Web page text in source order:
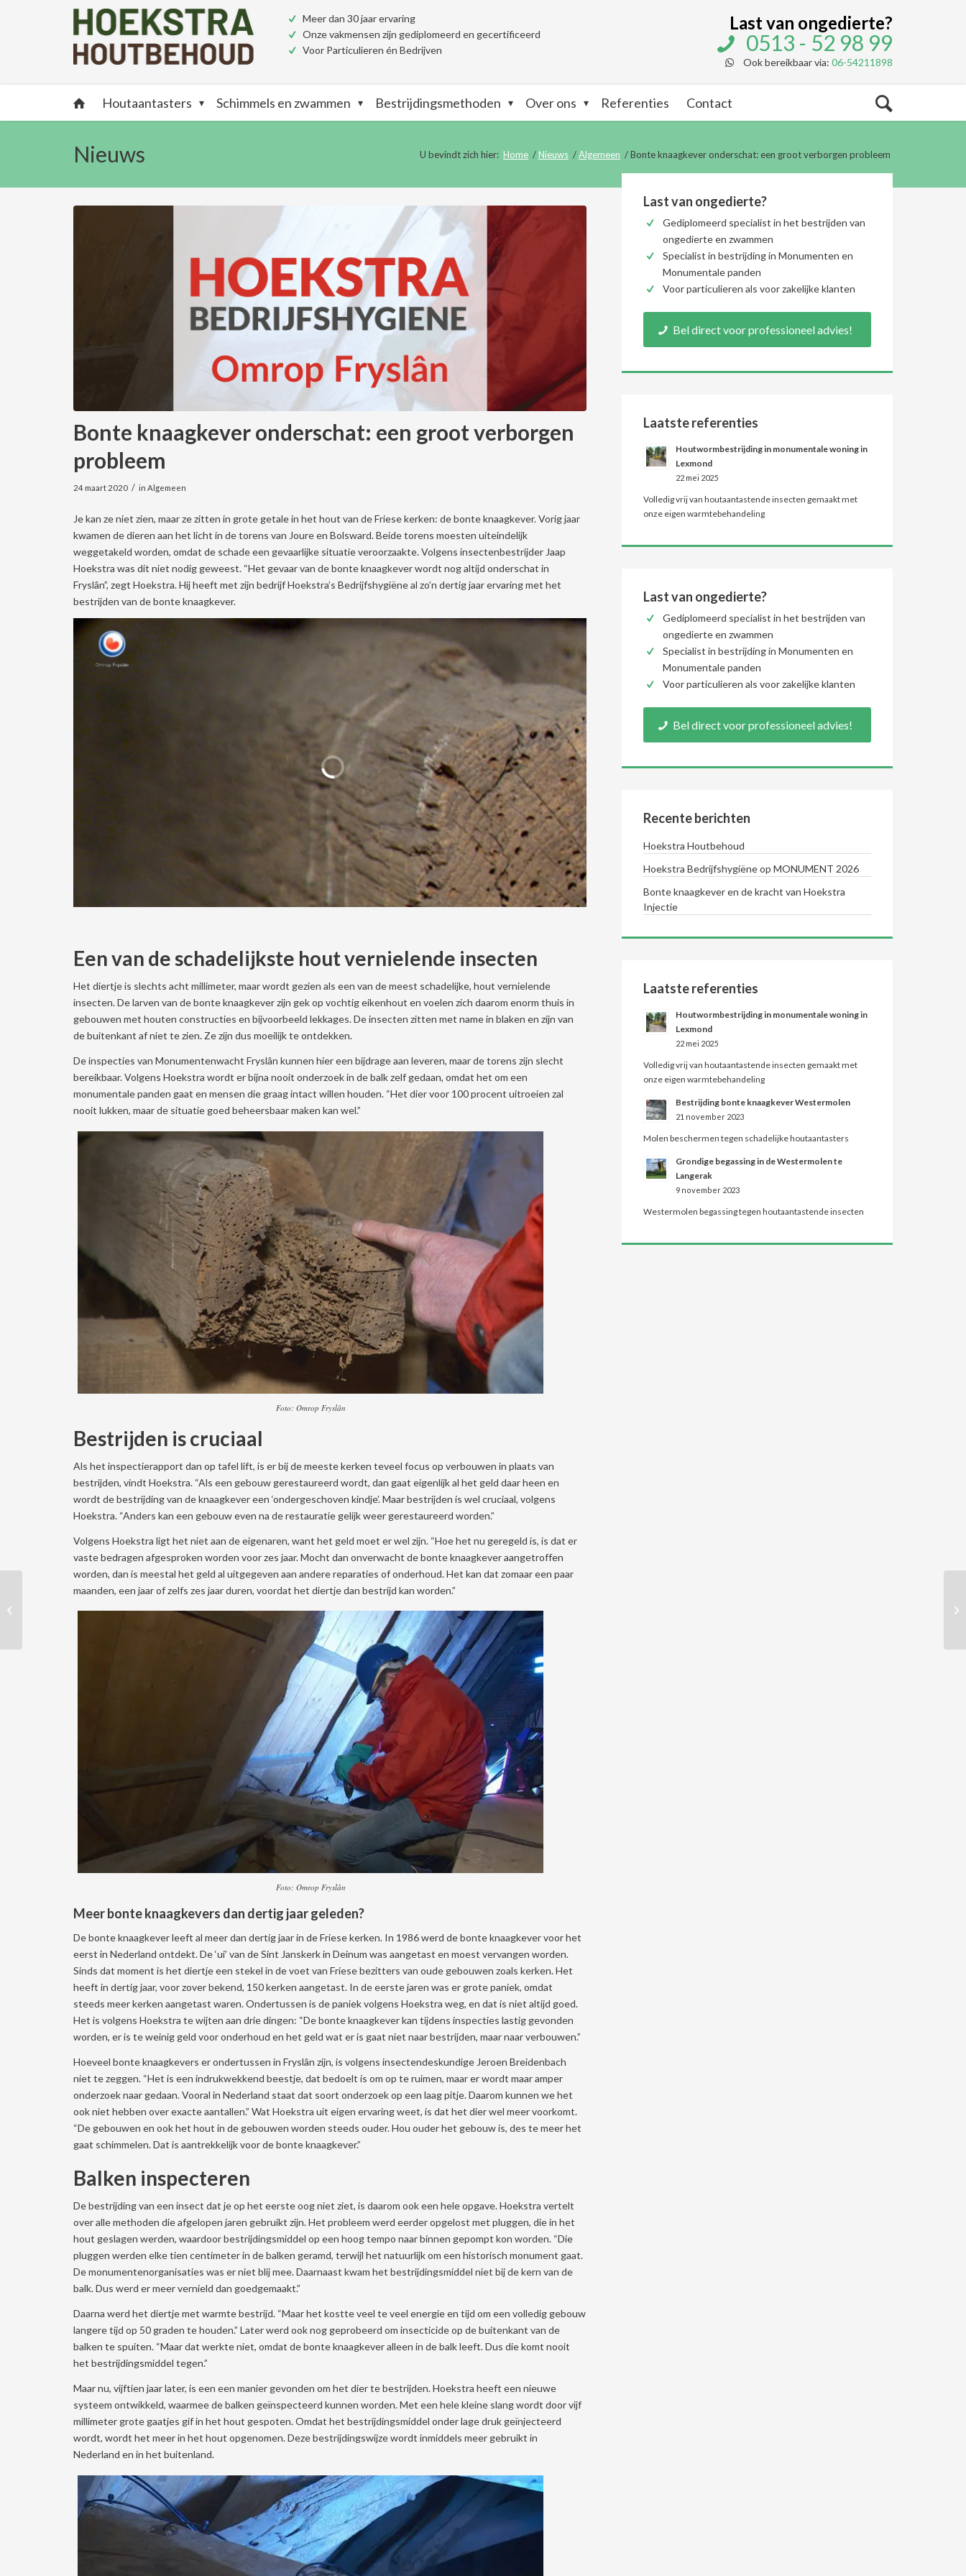
Meer dan 30 jaar ervaring
Onze vakmensen zijn gediplomeerd en gecertificeerd
Voor Particulieren én Bedrijven
Last van ongedierte?
0513 - 52 98 99
Ook bereikbaar via: 06-54211898
Houtaantasters Schimmels en zwammen Bestrijdingsmethoden Over ons Referenties Contact
Nieuws U bevindt zich hier: Home /Nieuws /Algemeen /Bonte knaagkever onderschat: een groot verborgen probleem
Bonte knaagkever onderschat: een groot verborgen
probleem
24 maart 2020 / in Algemeen
Je kan ze niet zien, maar ze zitten in grote getale in het hout van de Friese kerken: de bonte knaagkever. Vorig jaar
kwamen de dieren aan het licht in de torens van Joure en Bolsward. Beide torens moesten uiteindelijk
weggetakeld worden, omdat de schade een gevaarlijke situatie veroorzaakte. Volgens insectenbestrijder Jaap
Hoekstra was dit niet nodig geweest. “Het gevaar van de bonte knaagkever wordt nog altijd onderschat in
Fryslân”, zegt Hoekstra. Hij heeft met zijn bedrijf Hoekstra’s Bedrijfshygiëne al zo’n dertig jaar ervaring met het
bestrijden van de bonte knaagkever.
Een van de schadelijkste hout vernielende insecten
Het diertje is slechts acht millimeter, maar wordt gezien als een van de meest schadelijke, hout vernielende
insecten. De larven van de bonte knaagkever zijn gek op vochtig eikenhout en voelen zich daarom enorm thuis in
gebouwen met houten constructies en bijvoorbeeld lekkages. De insecten zitten met name in blaken en zijn van
de buitenkant af niet te zien. Ze zijn dus moeilijk te ontdekken.
De inspecties van Monumentenwacht Fryslân kunnen hier een bijdrage aan leveren, maar de torens zijn slecht
bereikbaar. Volgens Hoekstra wordt er bijna nooit onderzoek in de balk zelf gedaan, omdat het om een
monumentale panden gaat en mensen die graag intact willen houden. “Het dier voor 100 procent uitroeien zal
nooit lukken, maar de situatie goed beheersbaar maken kan wel.”
Foto: Omrop Fryslân
Bestrijden is cruciaal
Als het inspectierapport dan op tafel lift, is er bij de meeste kerken teveel focus op verbouwen in plaats van
bestrijden, vindt Hoekstra. “Als een gebouw gerestaureerd wordt, dan gaat eigenlijk al het geld daar heen en
wordt de bestrijding van de knaagkever een ‘ondergeschoven kindje’. Maar bestrijden is wel cruciaal, volgens
Hoekstra. “Anders kan een gebouw even na de restauratie gelijk weer gerestaureerd worden.”
Volgens Hoekstra ligt het niet aan de eigenaren, want het geld moet er wel zijn. “Hoe het nu geregeld is, is dat er
vaste bedragen afgesproken worden voor zes jaar. Mocht dan onverwacht de bonte knaagkever aangetroffen
worden, dan is meestal het geld al uitgegeven aan andere reparaties of onderhoud. Het kan dat zomaar een paar
maanden, een jaar of zelfs zes jaar duren, voordat het diertje dan bestrijd kan worden.”
Foto: Omrop Fryslân
Meer bonte knaagkevers dan dertig jaar geleden?
De bonte knaagkever leeft al meer dan dertig jaar in de Friese kerken. In 1986 werd de bonte knaagkever voor het
eerst in Nederland ontdekt. De ‘ui’ van de Sint Janskerk in Deinum was aangetast en moest vervangen worden.
Sinds dat moment is het diertje een stekel in de voet van Friese bezitters van oude gebouwen zoals kerken. Het
heeft in dertig jaar, voor zover bekend, 150 kerken aangetast. In de eerste jaren was er grote paniek, omdat
steeds meer kerken aangetast waren. Ondertussen is de paniek volgens Hoekstra weg, en dat is niet altijd goed.
Het is volgens Hoekstra te wijten aan drie dingen: “De bonte knaagkever kan tijdens inspecties lastig gevonden
worden, er is te weinig geld voor onderhoud en het geld wat er is gaat niet naar bestrijden, maar naar verbouwen.”
Hoeveel bonte knaagkevers er ondertussen in Fryslân zijn, is volgens insectendeskundige Jeroen Breidenbach
niet te zeggen. “Het is een indrukwekkend beestje, dat bedoelt is om op te ruimen, maar er wordt maar amper
onderzoek naar gedaan. Vooral in Nederland staat dat soort onderzoek op een laag pitje. Daarom kunnen we het
ook niet hebben over exacte aantallen.” Wat Hoekstra uit eigen ervaring weet, is dat het dier wel meer voorkomt.
“De gebouwen en ook het hout in de gebouwen worden steeds ouder. Hou ouder het gebouw is, des te meer het
gaat schimmelen. Dat is aantrekkelijk voor de bonte knaagkever.”
Balken inspecteren
De bestrijding van een insect dat je op het eerste oog niet ziet, is daarom ook een hele opgave. Hoekstra vertelt
over alle methoden die afgelopen jaren gebruikt zijn. Het probleem werd eerder opgelost met pluggen, die in het
hout geslagen werden, waardoor bestrijdingsmiddel op een hoog tempo naar binnen gepompt kon worden. “Die
pluggen werden elke tien centimeter in de balken geramd, terwijl het natuurlijk om een historisch monument gaat.
De monumentenorganisaties was er niet blij mee. Daarnaast kwam het bestrijdingsmiddel niet bij de kern van de
balk. Dus werd er meer vernield dan goedgemaakt.”
Daarna werd het diertje met warmte bestrijd. “Maar het kostte veel te veel energie en tijd om een volledig gebouw
langere tijd op 50 graden te houden.” Later werd ook nog geprobeerd om insecticide op de buitenkant van de
balken te spuiten. “Maar dat werkte niet, omdat de bonte knaagkever alleen in de balk leeft. Dus die komt nooit
het bestrijdingsmiddel tegen.”
Maar nu, vijftien jaar later, is een een manier gevonden om het dier te bestrijden. Hoekstra heeft een nieuwe
systeem ontwikkeld, waarmee de balken geïnspecteerd kunnen worden. Met een hele kleine slang wordt door vijf
millimeter grote gaatjes gif in het hout gespoten. Omdat het bestrijdingsmiddel onder lage druk geïnjecteerd
wordt, wordt het meer in het hout opgenomen. Deze bestrijdingswijze wordt inmiddels meer gebruikt in
Nederland en in het buitenland.
Last van ongedierte?
Gediplomeerd specialist in het bestrijden van
ongedierte en zwammen
Specialist in bestrijding in Monumenten en
Monumentale panden
Voor particulieren als voor zakelijke klanten
Bel direct voor professioneel advies!
Laatste referenties
Houtwormbestrijding in monumentale woning in
Lexmond
22 mei 2025
Volledig vrij van houtaantastende insecten gemaakt met
onze eigen warmtebehandeling
Last van ongedierte?
Gediplomeerd specialist in het bestrijden van
ongedierte en zwammen
Specialist in bestrijding in Monumenten en
Monumentale panden
Voor particulieren als voor zakelijke klanten
Bel direct voor professioneel advies!
Recente berichten
Hoekstra Houtbehoud
Hoekstra Bedrijfshygiëne op MONUMENT 2026
Bonte knaagkever en de kracht van Hoekstra
Injectie
Laatste referenties
Houtwormbestrijding in monumentale woning in
Lexmond
22 mei 2025
Volledig vrij van houtaantastende insecten gemaakt met
onze eigen warmtebehandeling
Bestrijding bonte knaagkever Westermolen
21 november 2023
Molen beschermen tegen schadelijke houtaantasters
Grondige begassing in de Westermolen te
Langerak
9 november 2023
Westermolen begassing tegen houtaantastende insecten